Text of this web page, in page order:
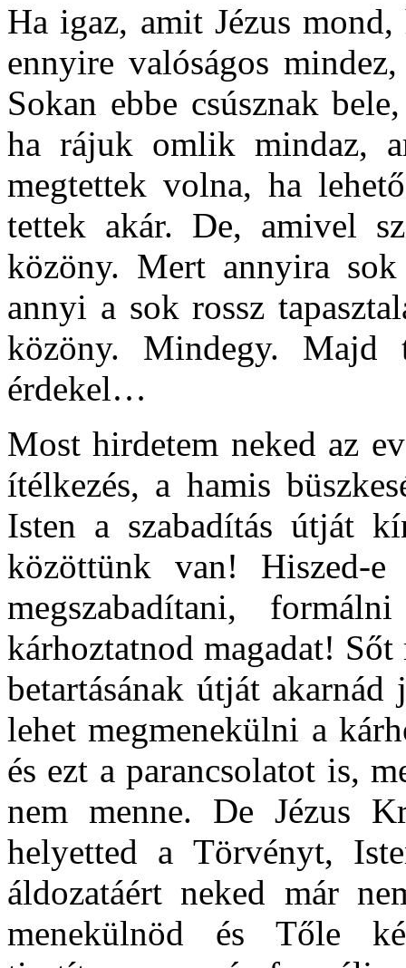
Ha igaz, amit Jézus
ennyire valóságos
Sokan ebbe csúsznak
ha rájuk omlik mindaz,
megtettek volna, ha
tettek akár. De, amivel
közöny. Mert annyira
annyi a sok rossz
közöny. Mindegy. Majd
érdekel…
Most hirdetem neked az
ítélkezés, a hamis
Isten a szabadítás útját
közöttünk van! Hiszed-
megszabadítani,
kárhoztatnod magadat!
betartásának útját
lehet megmenekülni a
és ezt a parancsolatot is,
nem menne. De Jézus
helyetted a Törvényt,
áldozatáért neked már
menekülnöd és Tőle